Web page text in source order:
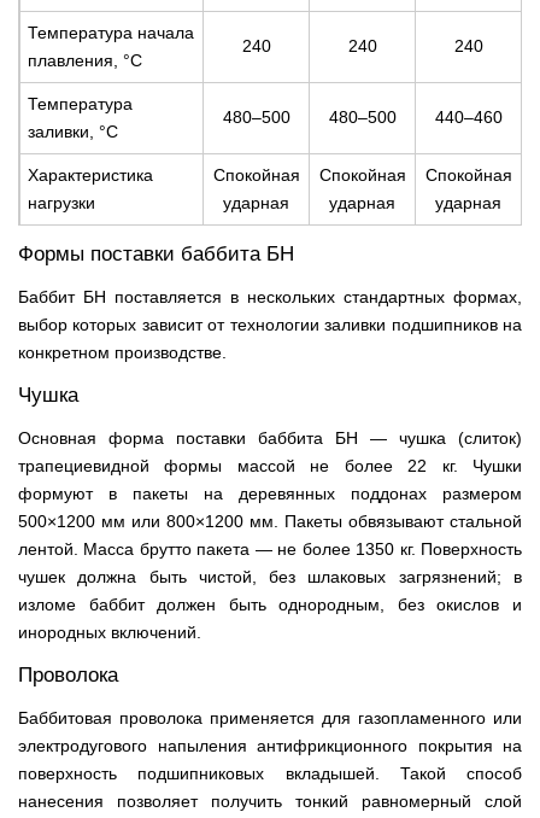
Температура начала
плавления, °С
240 240 240
Температура
заливки, °С
480–500 480–500 440–460
Характеристика
нагрузки
Спокойная
ударная
Спокойная
ударная
Спокойная
ударная
Формы поставки баббита БН
Баббит БН поставляется в нескольких стандартных формах,
выбор которых зависит от технологии заливки подшипников на
конкретном производстве.
Чушка
Основная форма поставки баббита БН — чушка (слиток)
трапециевидной формы массой не более 22 кг. Чушки
формуют в пакеты на деревянных поддонах размером
500×1200 мм или 800×1200 мм. Пакеты обвязывают стальной
лентой. Масса брутто пакета — не более 1350 кг. Поверхность
чушек должна быть чистой, без шлаковых загрязнений; в
изломе баббит должен быть однородным, без окислов и
инородных включений.
Проволока
Баббитовая проволока применяется для газопламенного или
электродугового напыления антифрикционного покрытия на
поверхность подшипниковых вкладышей. Такой способ
нанесения позволяет получить тонкий равномерный слой